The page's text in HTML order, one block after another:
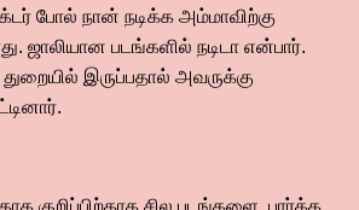
போல் நான் நடிக்க அம்மாவிற்கு
ஜாலியான படங்களில் நடிடா என்பார்.
இருப்பதால் அவருக்கு
குறிப்பிற்காக சில படங்களை பார்க்க